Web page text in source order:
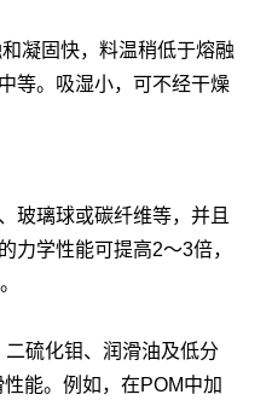
凝固快，料温稍低于熔融
等。吸湿小，可不经干燥
玻璃球或碳纤维等，并且
力学性能可提高2～3倍，
硫化钼、润滑油及低分
能。例如，在POM中加